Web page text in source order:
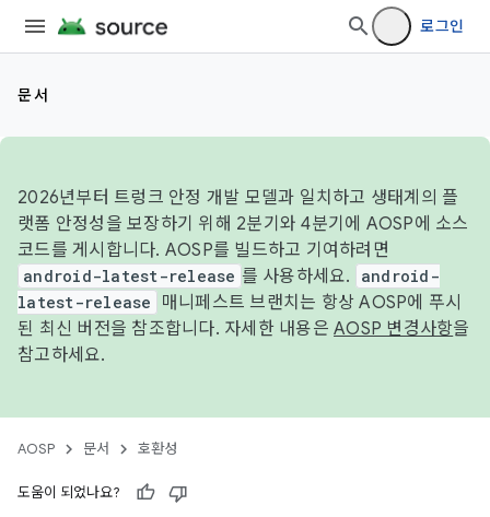
로그인
문서
2026년부터 트렁크 안정 개발 모델과 일치하고 생태계의 플
랫폼 안정성을 보장하기 위해 2분기와 4분기에 AOSP에 소스
코드를 게시합니다. AOSP를 빌드하고 기여하려면
android-latest-release 를 사용하세요.
android-
latest-release
매니페스트 브랜치는 항상 AOSP에 푸시
된 최신 버전을 참조합니다. 자세한 내용은 AOSP 변경사항을
참고하세요.
AOSP 문서 호환성
도움이 되었나요?